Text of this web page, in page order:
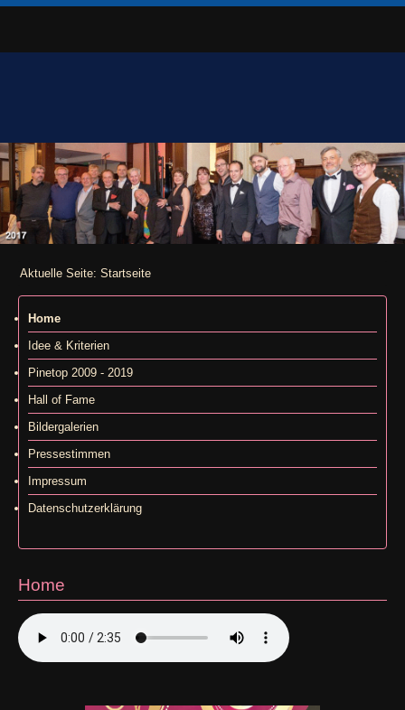
Aktuelle Seite: Startseite
Home
Idee & Kriterien
Pinetop 2009 - 2019
Hall of Fame
Bildergalerien
Pressestimmen
Impressum
Datenschutzerklärung
Home